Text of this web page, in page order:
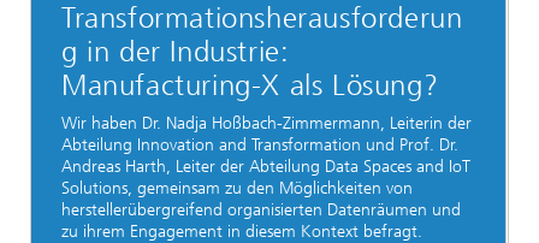
Transformationsherausforderun
g in der Industrie:
Manufacturing-X als Lösung?
Wir haben Dr. Nadja Hoßbach-Zimmermann, Leiterin der
Abteilung Innovation and Transformation und Prof. Dr.
Andreas Harth, Leiter der Abteilung Data Spaces and IoT
Solutions, gemeinsam zu den Möglichkeiten von
herstellerübergreifend organisierten Datenräumen und
zu ihrem Engagement in diesem Kontext befragt.